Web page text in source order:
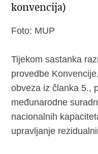
konvencija)
Foto: MUP
Tijekom sastanka
provedbe
obveza iz članka 5.,
međunarodne
nacionalnih
upravljanje